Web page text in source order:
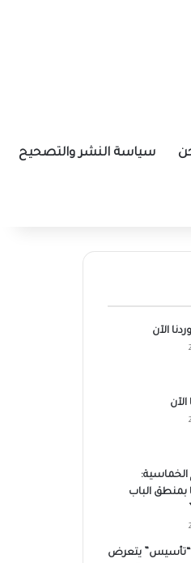
سياسة النشر والتصحيح
الآن
الخماسية:
بمنطق الباب
“تأسيس” يتعرض